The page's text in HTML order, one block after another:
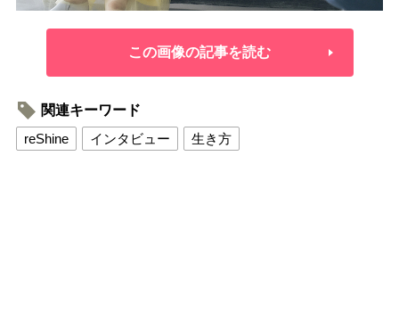
この画像の記事を読む
関連キーワード
reShine
インタビュー 生き方